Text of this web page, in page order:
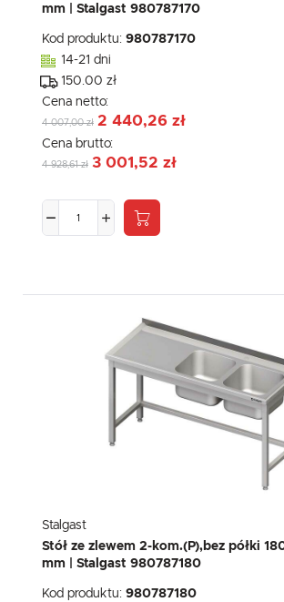
mm | Stalgast 980787170
Kod produktu: 980787170
14-21 dni
150.00 zł
Cena netto:
4 007,00 zł 2 440,26 zł
Cena brutto:
4 928,61 zł 3 001,52 zł
Stalgast
Stół ze zlewem 2-kom.(P),bez półki
mm | Stalgast 980787180
Kod produktu: 980787180